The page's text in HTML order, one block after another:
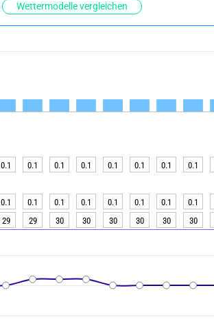
Wettermodelle vergleichen
0.1 0.1 0.1 0.1 0.1 0.1 0.1 0.1
0.1 0.1 0.1 0.1 0.1 0.1 0.1 0.1
29 29 30 30 30 30 30 30